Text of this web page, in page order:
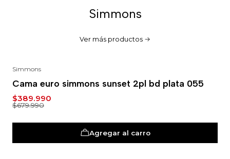
Simmons
Ver más productos
Simmons
Cama euro simmons sunset 2pl bd plata 055
$389.990
$679.990
Agregar al carro